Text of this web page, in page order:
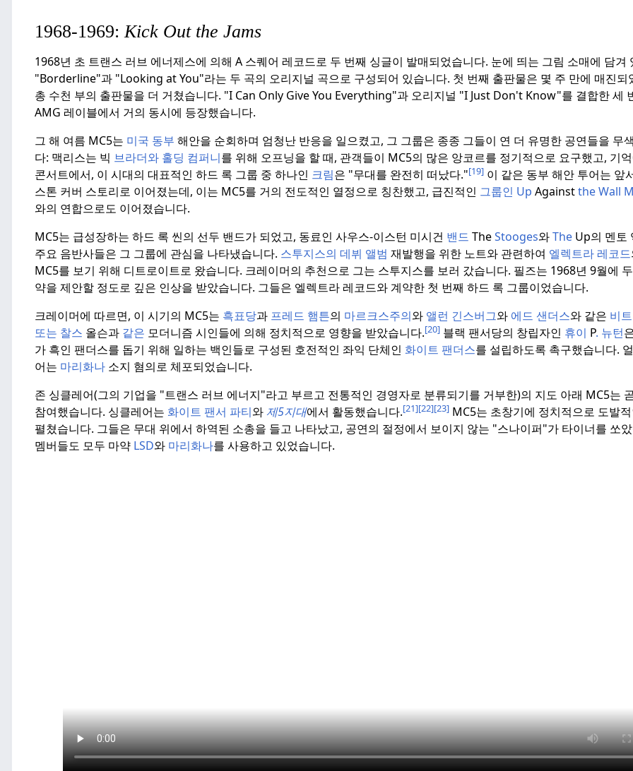
1968-1969:Kick Out the Jams
1968년 초 트랜스 러브 에너제스에 의해 A 스퀘어 레코드로 두 번째 싱글이 발매되었습니다. 눈에 띄는 그림 소매에 담겨
"Borderline"과 "Looking at You"라는 두 곡의 오리지널 곡으로 구성되어 있습니다. 첫 번째 출판물은 몇 주 만에 매진되
총 수천 부의 출판물을 더 거쳤습니다. "I Can Only Give You Everything"과 오리지널 "I Just Don't Know"를 결합한 세
AMG 레이블에서 거의 동시에 등장했습니다.
그 해 여름 MC5는 미국 동부 해안을 순회하며 엄청난 반응을 일으켰고, 그 그룹은 종종 그들이 연 더 유명한 공연들을 무
다: 맥리스는 빅 브라더와 홀딩 컴퍼니를 위해 오프닝을 할 때, 관객들이 MC5의 많은 앙코르를 정기적으로 요구했고, 기
콘서트에서, 이 시대의 대표적인 하드 록 그룹 중 하나인 크림은 "무대를 완전히 떠났다."[19] 이 같은 동부 해안 투어는 앞
스톤 커버 스토리로 이어졌는데, 이는 MC5를 거의 전도적인 열정으로 칭찬했고, 급진적인 그룹인 Up Againstthe Wall
와의 연합으로도 이어졌습니다.
MC5는 급성장하는 하드 록 씬의 선두 밴드가 되었고, 동료인 사우스-이스턴 미시건 밴드 TheStooges와The Up의 멘토
주요 음반사들은 그 그룹에 관심을 나타냈습니다. 스투지스의 데뷔 앨범 재발행을 위한 노트와 관련하여 엘렉트라 레코드
MC5를 보기 위해 디트로이트로 왔습니다. 크레이머의 추천으로 그는 스투지스를 보러 갔습니다. 필즈는 1968년 9월에
약을 제안할 정도로 깊은 인상을 받았습니다. 그들은 엘렉트라 레코드와 계약한 첫 번째 하드 록 그룹이었습니다.
크레이머에 따르면, 이 시기의 MC5는 흑표당과 프레드 햄튼의 마르크스주의와 앨런 긴스버그와 에드 샌더스와 같은 비
또는 찰스 올슨과 같은 모더니즘 시인들에 의해 정치적으로 영향을 받았습니다.[20] 블랙 팬서당의 창립자인 휴이 P. 뉴턴
가 흑인 팬더스를 돕기 위해 일하는 백인들로 구성된 호전적인 좌익 단체인 화이트 팬더스를 설립하도록 촉구했습니다.
어는 마리화나 소지 혐의로 체포되었습니다.
존 싱클레어(그의 기업을 "트랜스 러브 에너지"라고 부르고 전통적인 경영자로 분류되기를 거부한)의 지도 아래 MC5는
참여했습니다. 싱클레어는 화이트 팬서 파티와제5지대에서 활동했습니다.[21][22][23] MC5는 초창기에 정치적으로 도발
펼쳤습니다. 그들은 무대 위에서 하역된 소총을 들고 나타났고, 공연의 절정에서 보이지 않는 "스나이퍼"가 타이너를 쏘
멤버들도 모두 마약 LSD와 마리화나를 사용하고 있었습니다.